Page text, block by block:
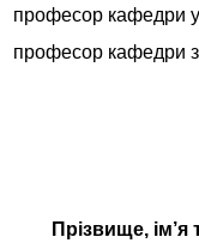
професор кафедри
професор кафедри
Прізвище, ім’я